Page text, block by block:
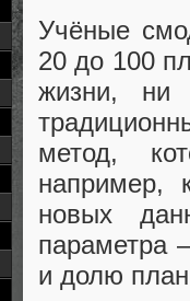
Учёные
20 до 100
жизни, ни
метод,
например,
новых
параметра
и долю